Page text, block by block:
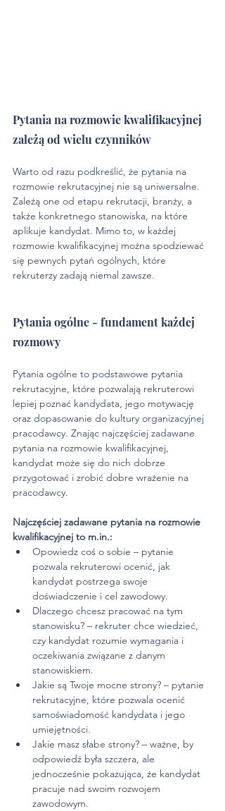
Pytania na rozmowie kwalifikacyjnej
zależą od wielu czynników
Warto od razu podkreślić, że pytania na
rozmowie rekrutacyjnej nie są uniwersalne.
Zależą one od etapu rekrutacji, branży, a
także konkretnego stanowiska, na które
aplikuje kandydat. Mimo to, w każdej
rozmowie kwalifikacyjnej można spodziewać
się pewnych pytań ogólnych, które
rekruterzy zadają niemal zawsze.
Pytania ogólne - fundament każdej
rozmowy
Pytania ogólne to podstawowe pytania
rekrutacyjne, które pozwalają rekruterowi
lepiej poznać kandydata, jego motywację
oraz dopasowanie do kultury organizacyjnej
pracodawcy. Znając najczęściej zadawane
pytania na rozmowie kwalifikacyjnej,
kandydat może się do nich dobrze
przygotować i zrobić dobre wrażenie na
pracodawcy.
Najczęściej zadawane pytania na rozmowie
kwalifikacyjnej to m.in.:
Opowiedz coś o sobie – pytanie
pozwala rekruterowi ocenić, jak
kandydat postrzega swoje
doświadczenie i cel zawodowy.
Dlaczego chcesz pracować na tym
stanowisku? – rekruter chce wiedzieć,
czy kandydat rozumie wymagania i
oczekiwania związane z danym
stanowiskiem.
Jakie są Twoje mocne strony? – pytanie
rekrutacyjne, które pozwala ocenić
samoświadomość kandydata i jego
umiejętności.
Jakie masz słabe strony? – ważne, by
odpowiedź była szczera, ale
jednocześnie pokazująca, że kandydat
pracuje nad swoim rozwojem
zawodowym.